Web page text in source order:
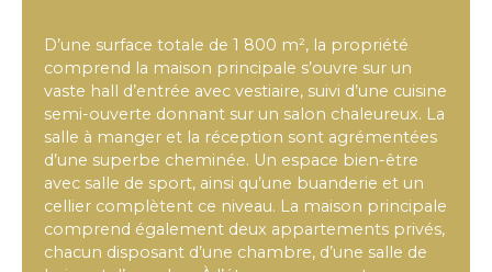
D’une surface totale de 1 800 m², la propriété
comprend la maison principale s’ouvre sur un
vaste hall d’entrée avec vestiaire, suivi d’une cuisine
semi-ouverte donnant sur un salon chaleureux. La
salle à manger et la réception sont agrémentées
d’une superbe cheminée. Un espace bien-être
avec salle de sport, ainsi qu’une buanderie et un
cellier complètent ce niveau. La maison principale
comprend également deux appartements privés,
chacun disposant d’une chambre, d’une salle de